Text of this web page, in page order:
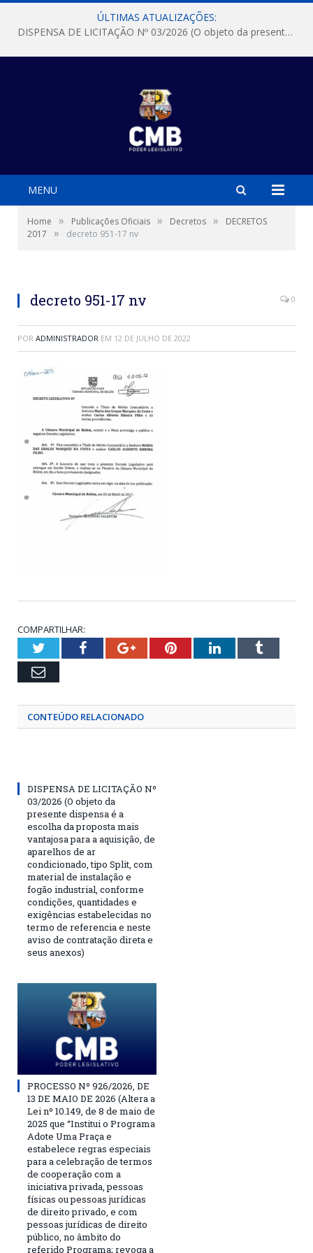
ÚLTIMAS ATUALIZAÇÕES:
DISPENSA DE LICITAÇÃO Nº 03/2026 (O objeto da presente dispensa é a escolha da proposta mais vantajosa para a aquisição, de aparelhos de ar condicionado, tipo Split, com material de instalação e fogão industrial, conforme condições, quantidades e exigências estabelecidas no termo de referencia e neste aviso de contratação direta e seus anexos)
MENU
Home » Publicações Oficiais » Decretos »
DECRETOS
2017
» decreto 951-17 nv
decreto 951-17 nv 0
POR ADMINISTRADOR EM 12 DE JULHO DE 2022
COMPARTILHAR:
TwitterFacebookGoogle+PinterestLinkedInTumblr
Email
CONTEÚDO RELACIONADO
DISPENSA DE LICITAÇÃO Nº
03/2026 (O objeto da
presente dispensa é a
escolha da proposta mais
vantajosa para a aquisição, de
aparelhos de ar
condicionado, tipo Split, com
material de instalação e
fogão industrial, conforme
condições, quantidades e
exigências estabelecidas no
termo de referencia e neste
aviso de contratação direta e
seus anexos)
PROCESSO Nº 926/2026, DE
13 DE MAIO DE 2026 (Altera a
Lei nº 10.149, de 8 de maio de
2025 que “Institui o Programa
Adote Uma Praça e
estabelece regras especiais
para a celebração de termos
de cooperação com a
iniciativa privada, pessoas
físicas ou pessoas jurídicas
de direito privado, e com
pessoas jurídicas de direito
público, no âmbito do
referido Programa; revoga a